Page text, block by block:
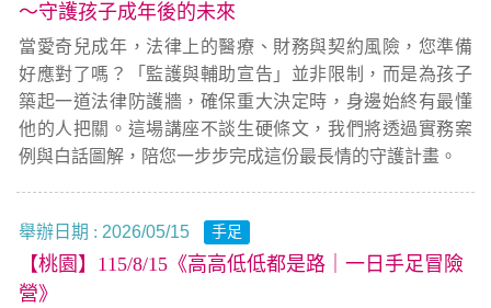
～守護孩子成年後的未來
當愛奇兒成年，法律上的醫療、財務與契約風險，您準備
好應對了嗎？「監護與輔助宣告」並非限制，而是為孩子
築起一道法律防護牆，確保重大決定時，身邊始終有最懂
他的人把關。這場講座不談生硬條文，我們將透過實務案
例與白話圖解，陪您一步步完成這份最長情的守護計畫。
舉辦日期 : 2026/05/15 手足
【桃園】115/8/15《高高低低都是路｜一日手足冒險
營》